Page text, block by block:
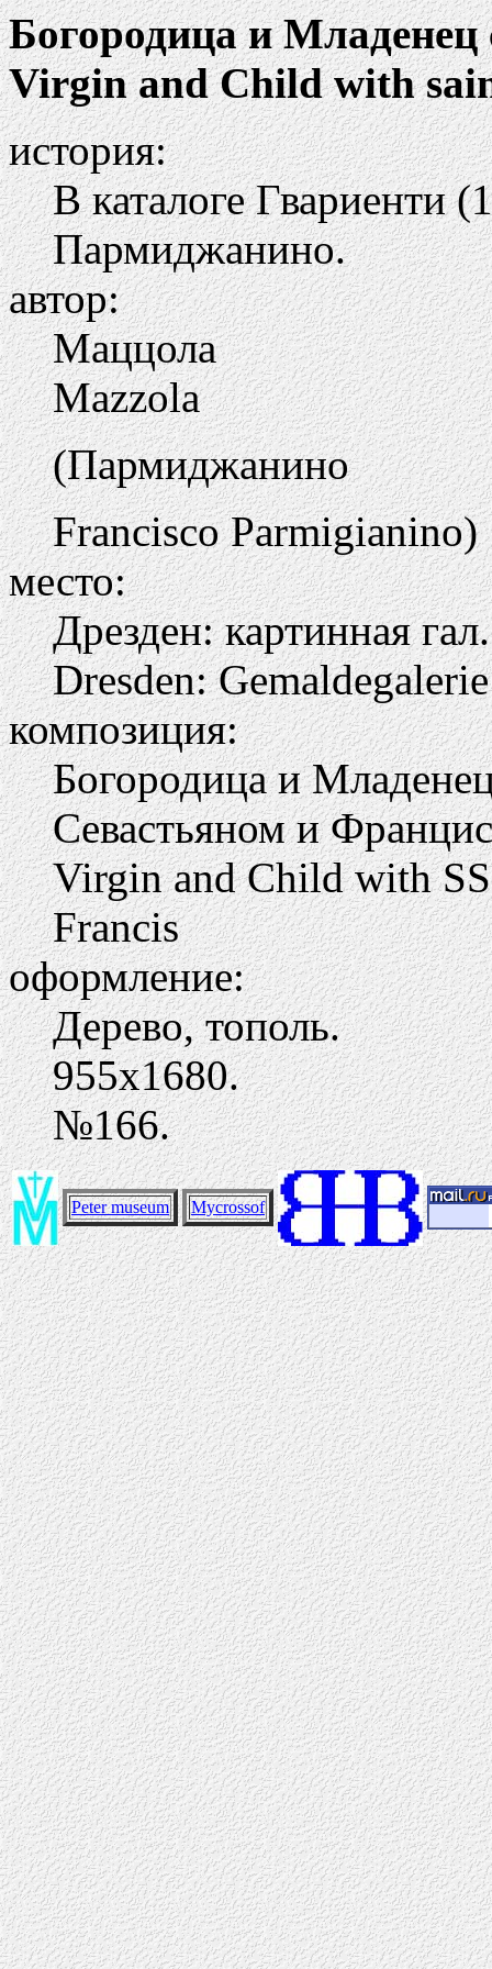
Богородица и Младенец
Virgin and Child with
история:
В каталоге Гвариенти
Пармиджанино.
автор:
Маццола
Mazzola
(Пармиджанино
Francisco Parmigianino)
место:
Дрезден: картинная гал.
Dresden: Gemaldegalerie
композиция:
Богородица и
Севастьяном и
Virgin and Child with
Francis
оформление:
Дерево, тополь.
955х1680.
№166.
Peter museum Mycrossof